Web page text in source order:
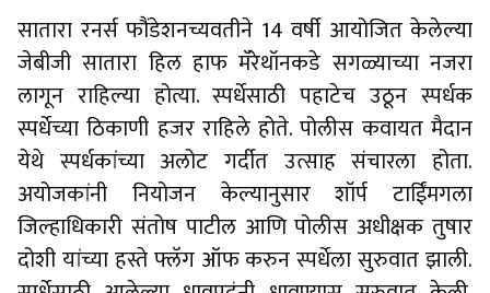
सातारा रनर्स फौंडेशनच्यवतीने 14 वर्षी आयोजित केलेल्या
जेबीजी सातारा हिल हाफ मॅरेथॉनकडे सगळ्याच्या नजरा
लागून राहिल्या होत्या. स्पर्धेसाठी पहाटेच उठून स्पर्धक
स्पर्धेच्या ठिकाणी हजर राहिले होते. पोलीस कवायत मैदान
येथे स्पर्धकांच्या अलोट गर्दीत उत्साह संचारला होता.
अयोजकांनी नियोजन केल्यानुसार शॉर्प टाईिंमगला
जिल्हाधिकारी संतोष पाटील आणि पोलीस अधीक्षक तुषार
दोशी यांच्या हस्ते फ्लॅग ऑफ करुन स्पर्धेला सुरुवात झाली.